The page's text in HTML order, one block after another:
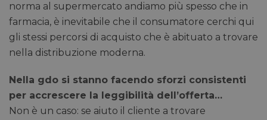
norma al supermercato andiamo più spesso che in
farmacia, è inevitabile che il consumatore cerchi qui
gli stessi percorsi di acquisto che è abituato a trovare
nella distribuzione moderna.
Nella gdo si stanno facendo sforzi consistenti
per accrescere la leggibilità dell’offerta…
Non è un caso: se aiuto il cliente a trovare